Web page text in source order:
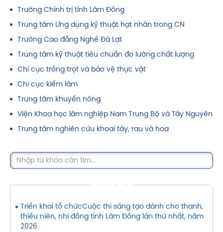
Trường Chính trị tỉnh Lâm Đồng
Trung tâm Ưng dụng kỹ thuật hạt nhân trong CN
Trường Cao đẳng Nghề Đà Lạt
Trung tâm kỹ thuật tiêu chuẩn đo lường chất lượng
Chi cục trồng trọt và bảo vệ thực vật
Chi cục kiểm lâm
Trung tâm khuyến nông
Viện Khoa học lâm nghiệp Nam Trung Bộ và Tây Nguyên
Trung tâm nghiên cứu khoai tây, rau và hoa
THÔNG BÁO
Triển khai tổ chứcCuộc thi sáng tạo dành cho thanh,
thiếu niên, nhi đồng tỉnh Lâm Đồng lần thứ nhất, năm
2026